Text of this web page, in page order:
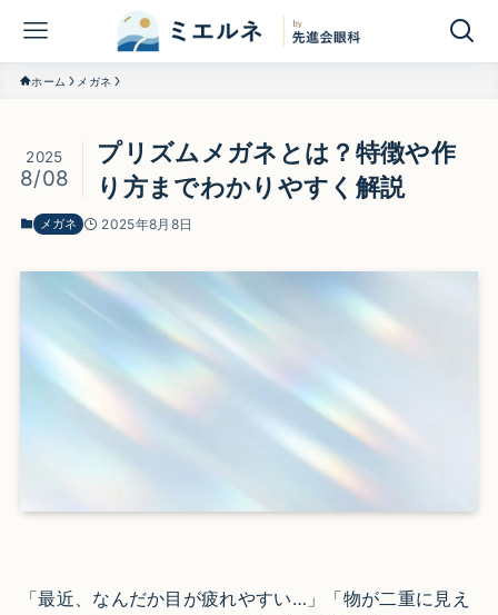
ホーム メガネ
プリズムメガネとは？特徴や作
り方までわかりやすく解説
2025
8/08
メガネ 2025年8月8日
「最近、なんだか目が疲れやすい…」「物が二重に見え